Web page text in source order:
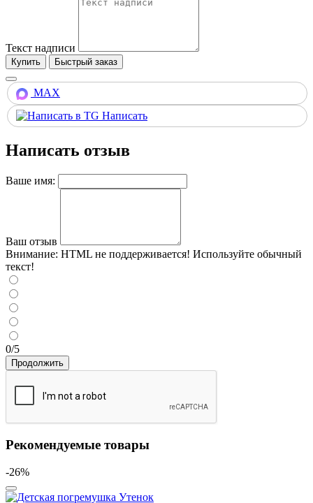
Текст надписи
Купить
MAX
Написать
Написать отзыв
Ваше имя:
Ваш отзыв
Внимание: HTML не поддерживается! Используйте обычный
текст!
0/5
Продолжить
Рекомендуемые товары
-26%